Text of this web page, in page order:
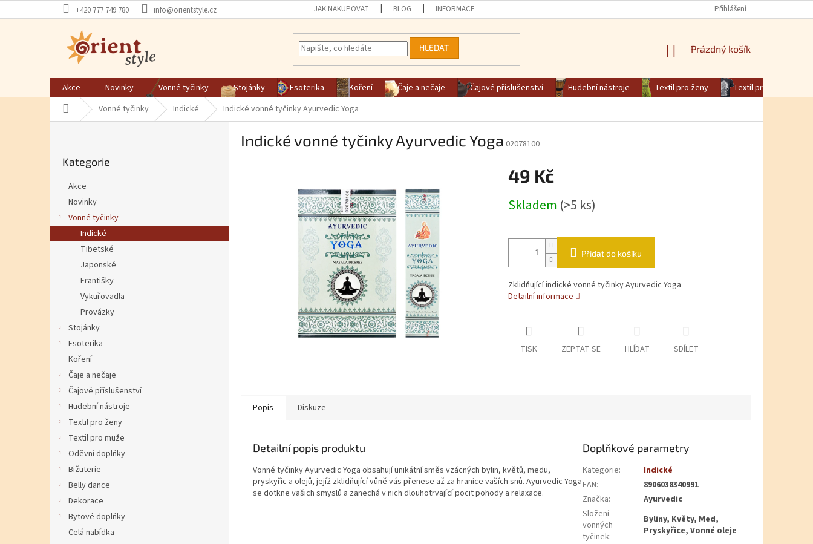
+420 777 749 780 info@orientstyle.cz JAK NAKUPOVAT BLOG INFORMACE Přihlášení
HLEDAT NÁKUPNÍ KOŠÍK
Prázdný košík
Akce Novinky Vonné tyčinky Stojánky Esoterika Koření Čaje a nečaje Čajové příslušenství Hudební nástroje Textil pro ženy
Textil pro muže
Domů Vonné tyčinky Indické Indické vonné tyčinky Ayurvedic Yoga
Kategorie
Akce
Novinky
Vonné tyčinky
Indické
Tibetské
Japonské
Františky
Vykuřovadla
Provázky
Stojánky
Esoterika
Koření
Čaje a nečaje
Čajové příslušenství
Hudební nástroje
Textil pro ženy
Textil pro muže
Oděvní doplňky
Bižuterie
Belly dance
Dekorace
Bytové doplňky
Celá nabídka
Indické vonné tyčinky Ayurvedic Yoga 02078100
49 Kč
Skladem (>5 ks)
Přidat do košíku
Zklidňující indické vonné tyčinky Ayurvedic Yoga
Detailní informace
TISK ZEPTAT SE HLÍDAT SDÍLET
Popis Diskuze
Detailní popis produktu
Vonné tyčinky Ayurvedic Yoga obsahují unikátní směs vzácných bylin, květů, medu,
pryskyřic a olejů, jejíž zklidňující vůně vás přenese až za hranice vaších snů. Ayurvedic Yoga
se dotkne vašich smyslů a zanechá v nich dlouhotrvající pocit pohody a relaxace.
Doplňkové parametry
Kategorie:
Indické
EAN:
8906038340991
Značka:
Ayurvedic
Složení
vonných
tyčinek:
Byliny, Květy, Med,
Pryskyřice, Vonné oleje